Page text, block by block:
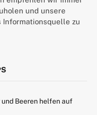
und unsere
Informationsquelle zu
Beeren helfen auf